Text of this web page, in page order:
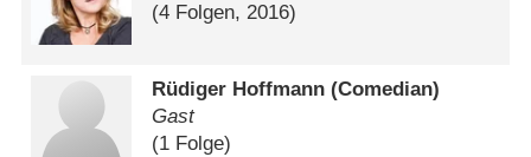
(4 Folgen, 2016)
Rüdiger Hoffmann (Comedian)
Gast
(1 Folge)